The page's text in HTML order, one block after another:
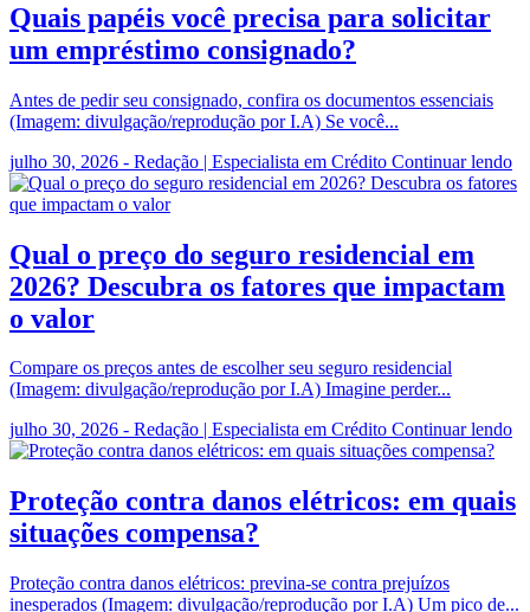
Quais papéis você precisa para solicitar
um empréstimo consignado?
Antes de pedir seu consignado, confira os documentos essenciais
(Imagem: divulgação/reprodução por I.A) Se você...
julho 30, 2026 - Redação | Especialista em Crédito Continuar lendo
Qual o preço do seguro residencial em
2026? Descubra os fatores que impactam
o valor
Compare os preços antes de escolher seu seguro residencial
(Imagem: divulgação/reprodução por I.A) Imagine perder...
julho 30, 2026 - Redação | Especialista em Crédito Continuar lendo
Proteção contra danos elétricos: em quais
situações compensa?
Proteção contra danos elétricos: previna-se contra prejuízos
inesperados (Imagem: divulgação/reprodução por I.A) Um pico de...